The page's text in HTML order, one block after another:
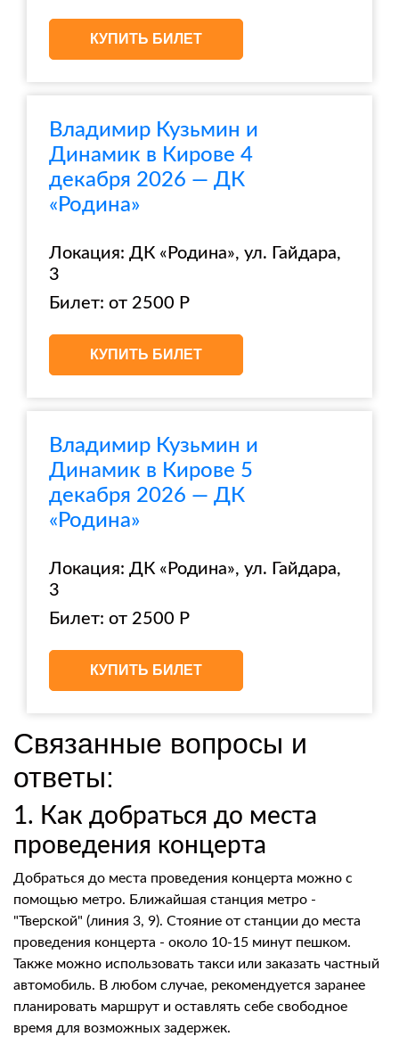
КУПИТЬ БИЛЕТ
Владимир Кузьмин и
Динамик в Кирове 4
декабря 2026 — ДК
«Родина»
Локация: ДК «Родина», ул. Гайдара,
3
Билет: от 2500 Р
КУПИТЬ БИЛЕТ
Владимир Кузьмин и
Динамик в Кирове 5
декабря 2026 — ДК
«Родина»
Локация: ДК «Родина», ул. Гайдара,
3
Билет: от 2500 Р
КУПИТЬ БИЛЕТ
Связанные вопросы и
ответы:
1. Как добраться до места
проведения концерта
Добраться до места проведения концерта можно с
помощью метро. Ближайшая станция метро -
"Тверской" (линия 3, 9). Стояние от станции до места
проведения концерта - около 10-15 минут пешком.
Также можно использовать такси или заказать частный
автомобиль. В любом случае, рекомендуется заранее
планировать маршрут и оставлять себе свободное
время для возможных задержек.